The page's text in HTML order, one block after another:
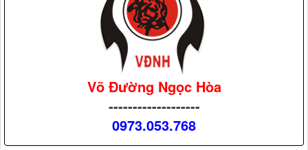
Võ Đường Ngọc Hòa
-------------------
0973.053.768